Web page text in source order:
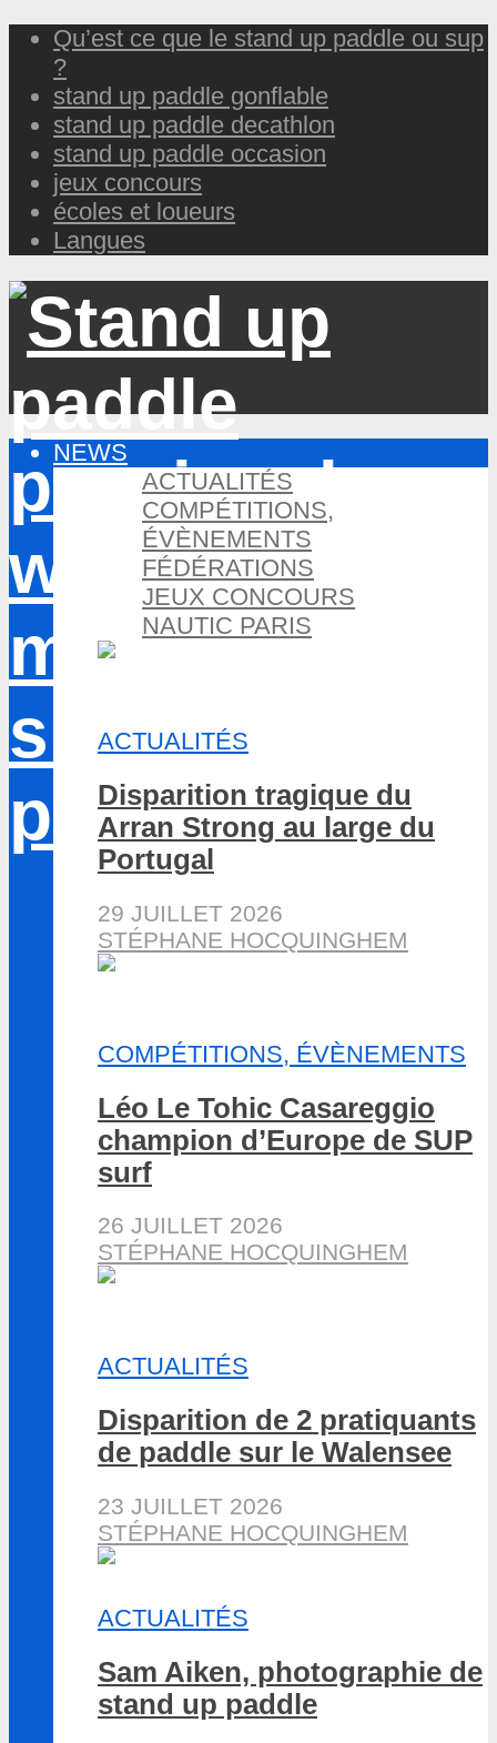
Qu’est ce que le stand up paddle ou sup
?
stand up paddle gonflable
stand up paddle decathlon
stand up paddle occasion
jeux concours
écoles et loueurs
Langues
NEWS
ACTUALITÉS
COMPÉTITIONS,
ÉVÈNEMENTS
FÉDÉRATIONS
JEUX CONCOURS
NAUTIC PARIS
ACTUALITÉS
Disparition tragique du
Arran Strong au large du
Portugal
29 JUILLET 2026
STÉPHANE HOCQUINGHEM
COMPÉTITIONS, ÉVÈNEMENTS
Léo Le Tohic Casareggio
champion d’Europe de SUP
surf
26 JUILLET 2026
STÉPHANE HOCQUINGHEM
ACTUALITÉS
Disparition de 2 pratiquants
de paddle sur le Walensee
23 JUILLET 2026
STÉPHANE HOCQUINGHEM
ACTUALITÉS
Sam Aiken, photographie de
stand up paddle